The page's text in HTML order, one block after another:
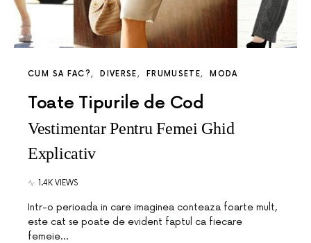
CUM SA FAC? DIVERSE FRUMUSETE MODA
Toate Tipurile de Cod
Vestimentar Pentru Femei Ghid
Explicativ
1.4K VIEWS
Intr-o perioada in care imaginea conteaza foarte mult,
este cat se poate de evident faptul ca fiecare
femeie…